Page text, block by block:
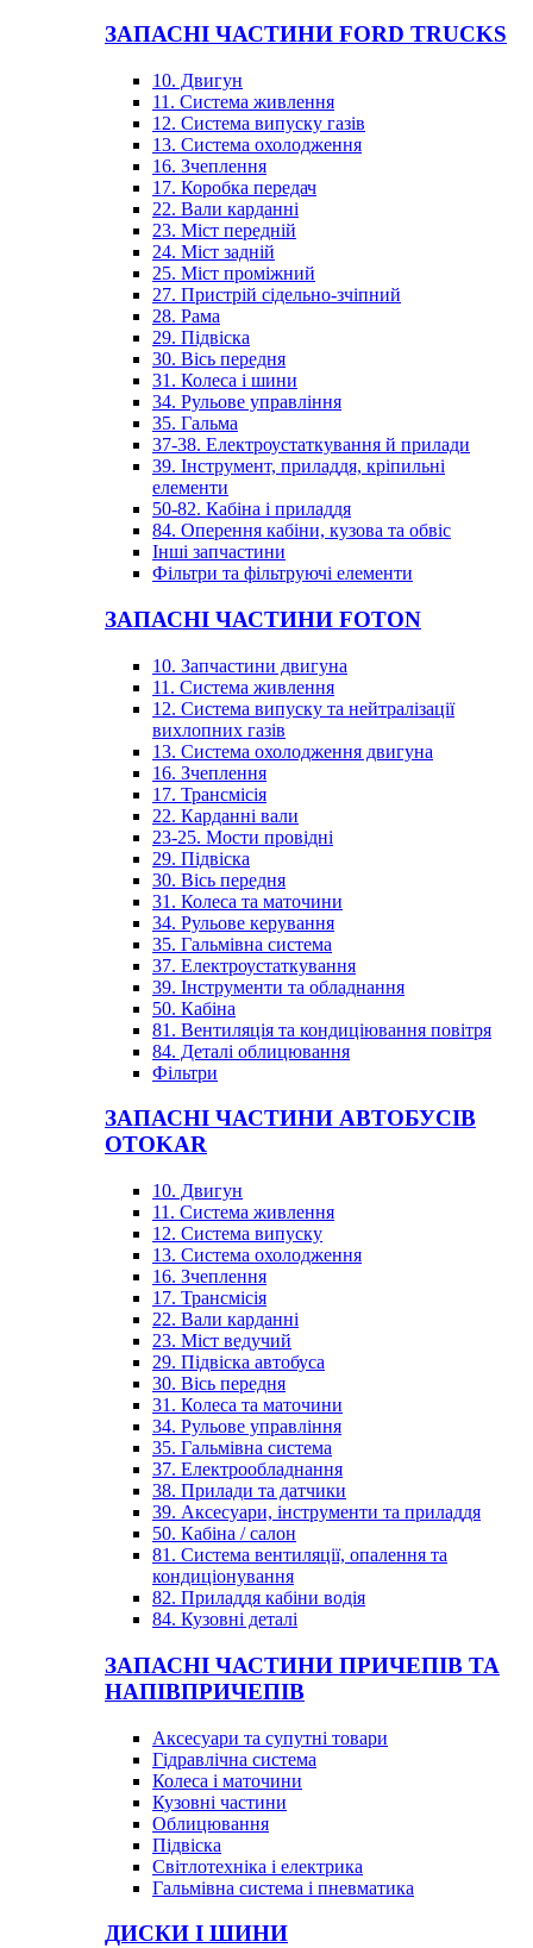
ЗАПАСНІ ЧАСТИНИ FORD TRUCKS
10. Двигун
11. Система живлення
12. Система випуску газів
13. Система охолодження
16. Зчеплення
17. Коробка передач
22. Вали карданні
23. Міст передній
24. Міст задній
25. Міст проміжний
27. Пристрій сідельно-зчіпний
28. Рама
29. Підвіска
30. Вісь передня
31. Колеса і шини
34. Рульове управління
35. Гальма
37-38. Електроустаткування й прилади
39. Інструмент, приладдя, кріпильні
елементи
50-82. Кабіна і приладдя
84. Оперення кабіни, кузова та обвіс
Інші запчастини
Фільтри та фільтруючі елементи
ЗАПАСНІ ЧАСТИНИ FOTON
10. Запчастини двигуна
11. Система живлення
12. Система випуску та нейтралізації
вихлопних газів
13. Система охолодження двигуна
16. Зчеплення
17. Трансмісія
22. Карданні вали
23-25. Мости провідні
29. Підвіска
30. Вісь передня
31. Колеса та маточини
34. Рульове керування
35. Гальмівна система
37. Електроустаткування
39. Інструменти та обладнання
50. Кабіна
81. Вентиляція та кондиціювання повітря
84. Деталі облицювання
Фільтри
ЗАПАСНІ ЧАСТИНИ АВТОБУСІВ
OTOKAR
10. Двигун
11. Система живлення
12. Система випуску
13. Система охолодження
16. Зчеплення
17. Трансмісія
22. Вали карданні
23. Міст ведучий
29. Підвіска автобуса
30. Вісь передня
31. Колеса та маточини
34. Рульове управління
35. Гальмівна система
37. Електрообладнання
38. Прилади та датчики
39. Аксесуари, інструменти та приладдя
50. Кабіна / салон
81. Система вентиляції, опалення та
кондиціонування
82. Приладдя кабіни водія
84. Кузовні деталі
ЗАПАСНІ ЧАСТИНИ ПРИЧЕПІВ ТА
НАПІВПРИЧЕПІВ
Аксесуари та супутні товари
Гідравлічна система
Колеса і маточини
Кузовні частини
Облицювання
Підвіска
Світлотехніка і електрика
Гальмівна система і пневматика
ДИСКИ І ШИНИ